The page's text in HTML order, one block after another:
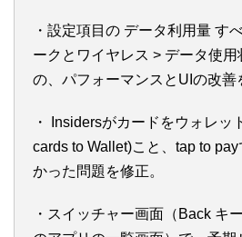
・設定項目の データ利用量 す
ークとワイヤレス > データ使
の、パフォーマンスとUIの改善
・ Insidersがカードをウォレッ
cards to Wallet)こと、tap to
かった問題を修正。
・スイッチャー画面（Back キ